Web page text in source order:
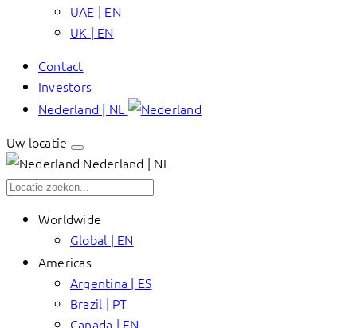
UAE | EN
UK | EN
Contact
Investors
Nederland | NL
Uw locatie
Nederland | NL
Worldwide
Global | EN
Americas
Argentina | ES
Brazil | PT
Canada | EN